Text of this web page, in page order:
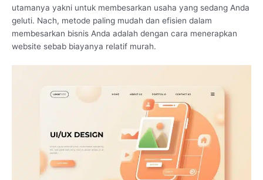
utamanya yakni untuk membesarkan usaha yang sedang Anda
geluti. Nach, metode paling mudah dan efisien dalam
membesarkan bisnis Anda adalah dengan cara menerapkan
website sebab biayanya relatif murah.